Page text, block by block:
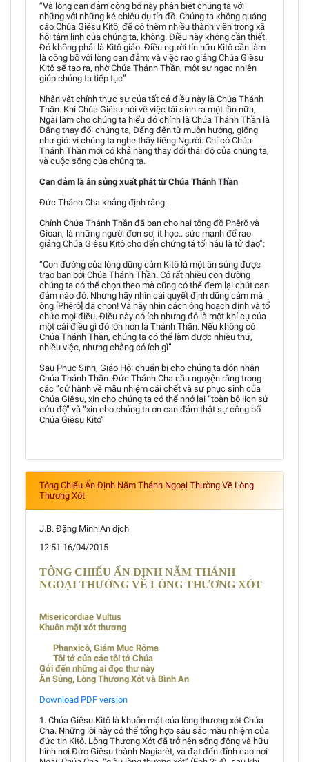
“Và lòng can đảm công bố này phân biệt chúng ta với
những với những kẻ chiêu dụ tín đồ. Chúng ta không quảng
cáo Chúa Giêsu Kitô, để có thêm nhiều thành viên trong xã
hội tâm linh của chúng ta, không. Điều này không cần thiết.
Đó không phải là Kitô giáo. Điều người tín hữu Kitô cần làm
là công bố với lòng can đảm; và việc rao giảng Chúa Giêsu
Kitô sẽ tạo ra, nhờ Chúa Thánh Thần, một sự ngạc nhiên
giúp chúng ta tiếp tục”
Nhân vật chính thực sự của tất cả điều này là Chúa Thánh
Thần. Khi Chúa Giêsu nói về việc tái sinh ra một lần nữa,
Ngài làm cho chúng ta hiểu đó chính là Chúa Thánh Thần là
Đấng thay đổi chúng ta, Đấng đến từ muôn hướng, giống
như gió: vì chúng ta nghe thấy tiếng Người. Chỉ có Chúa
Thánh Thần mới có khả năng thay đổi thái độ của chúng ta,
và cuộc sống của chúng ta.
Can đảm là ân sủng xuất phát từ Chúa Thánh Thần
Đức Thánh Cha khẳng định rằng:
Chính Chúa Thánh Thần đã ban cho hai tông đồ Phêrô và
Gioan, là những người đơn sơ, ít học.. sức mạnh để rao
giảng Chúa Giêsu Kitô cho đến chứng tá tối hậu là tử đạo”:
“Con đường của lòng dũng cảm Kitô là một ân sủng được
trao ban bởi Chúa Thánh Thần. Có rất nhiều con đường
chúng ta có thể chọn theo mà cũng có thể đem lại chút can
đảm nào đó. Nhưng hãy nhìn cái quyết định dũng cảm mà
ông [Phêrô] đã chọn! Và hãy nhìn cách ông hoạch định và tổ
chức mọi điều. Điều này có ích nhưng đó là một khí cụ của
một cái điều gì đó lớn hơn là Thánh Thần. Nếu không có
Chúa Thánh Thần, chúng ta có thể làm được nhiều thứ,
nhiều việc, nhưng chẳng có ích gì”
Sau Phục Sinh, Giáo Hội chuẩn bị cho chúng ta đón nhận
Chúa Thánh Thần. Đức Thánh Cha cầu nguyện rằng trong
các “cử hành về mầu nhiệm cái chết và sự phục sinh của
Chúa Giêsu, xin cho chúng ta có thể nhớ lại “toàn bộ lịch sử
cứu độ” và “xin cho chúng ta ơn can đảm thật sự công bố
Chúa Giêsu Kitô”
Tông Chiếu Ấn Định Năm Thánh Ngoại Thường Về Lòng
Thương Xót
J.B. Đặng Minh An dịch
12:51 16/04/2015
TÔNG CHIẾU ẤN ĐỊNH NĂM THÁNH
NGOẠI THƯỜNG VỀ LÒNG THƯƠNG XÓT
Misericordiae Vultus
Khuôn mặt xót thương
Phanxicô, Giám Mục Rôma
Tôi tớ của các tôi tớ Chúa
Gởi đến những ai đọc thư này
Ân Sủng, Lòng Thương Xót và Bình An
Download PDF version
1. Chúa Giêsu Kitô là khuôn mặt của lòng thương xót Chúa
Cha. Những lời này có thể tổng hợp sâu sắc mầu nhiệm của
đức tin Kitô. Lòng Thương Xót đã trở nên sống động và hữu
hình nơi Đức Giêsu thành Nagiarét, và đạt đến đỉnh cao nơi